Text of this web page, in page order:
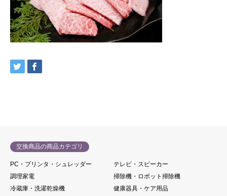
交換商品の商品カテゴリ
PC・プリンタ・シュレッダー
テレビ・スピーカー
調理家電
掃除機・ロボット掃除機
冷蔵庫・洗濯乾燥機
健康器具・ケア用品